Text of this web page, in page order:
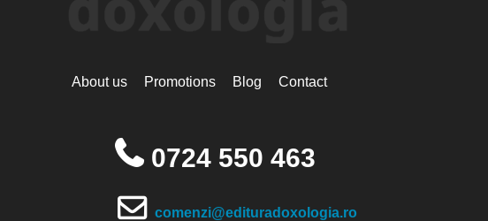
About us Promotions Blog Contact
0724 550 463
comenzi@edituradoxologia.ro